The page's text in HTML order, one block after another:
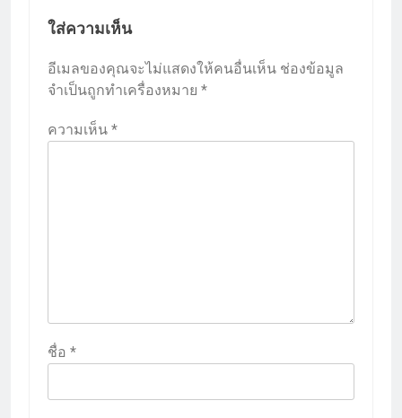
ใส่ความเห็น
อีเมลของคุณจะไม่แสดงให้คนอื่นเห็น ช่องข้อมูล
จำเป็นถูกทำเครื่องหมาย *
ความเห็น *
ชื่อ *